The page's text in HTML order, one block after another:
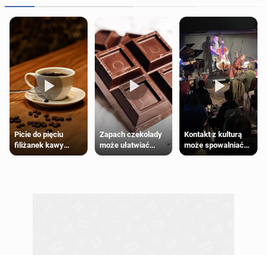
Picie do pięciu
filiżanek kawy
dziennie jest
Zapach czekolady
może ułatwiać
trening siłowy
Kontakt z kulturą
może spowalniać
starzenie